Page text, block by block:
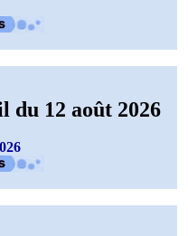
du 12 août 2026